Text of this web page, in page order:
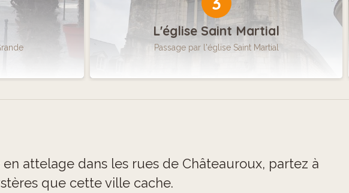
L'église Saint Martial
Passage par l'église Saint Martial
attelage dans les rues de Châteauroux, partez à
que cette ville cache.